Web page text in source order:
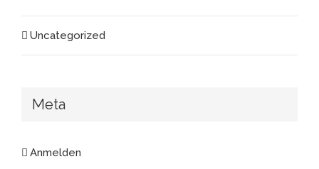
Uncategorized
Meta
Anmelden